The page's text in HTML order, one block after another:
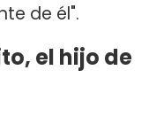
de él".
el hijo de